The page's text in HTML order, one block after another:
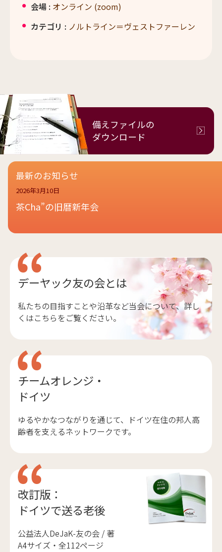
会場 : オンライン (zoom)
カテゴリ : ノルトライン＝ヴェストファーレン
備えファイルの
ダウンロード
最新のお知らせ
2026年3月10日
茶Cha”の旧暦新年会
デーヤック友の会とは
私たちの目指すことや沿革など当会について、詳し
くはこちらをご覧ください。
チームオレンジ・
ドイツ
ゆるやかなつながりを通じて、ドイツ在住の邦人高
齢者を支えるネットワークです。
改訂版：
ドイツで送る老後
公益法人DeJaK-友の会 / 著
A4サイズ・全112ページ